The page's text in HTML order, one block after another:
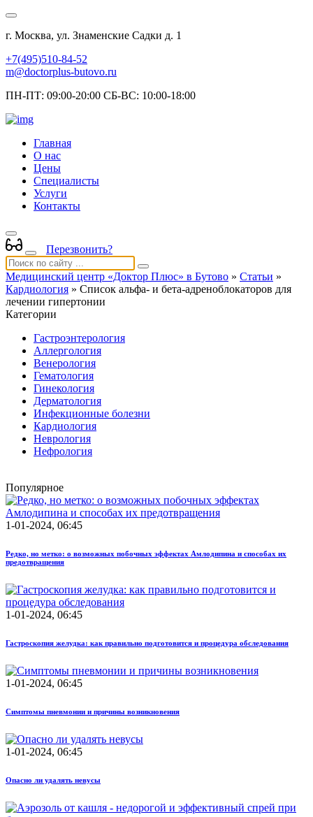
г. Москва, ул. Знаменские Садки д. 1
+7(495)510-84-52
m@doctorplus-butovo.ru
ПН-ПТ: 09:00-20:00 СБ-ВС: 10:00-18:00
Главная
О нас
Цены
Специалисты
Услуги
Контакты
Перезвонить?
Медицинский центр «Доктор Плюс» в Бутово » Статьи »
Кардиология » Список альфа- и бета-адреноблокаторов для
лечении гипертонии
Категории
Гастроэнтерология
Аллергология
Венерология
Гематология
Гинекология
Дерматология
Инфекционные болезни
Кардиология
Неврология
Нефрология
Популярное
1-01-2024, 06:45
Редко, но метко: о возможных побочных эффектах Амлодипина и способах их
предотвращения
1-01-2024, 06:45
Гастроскопия желудка: как правильно подготовится и процедура обследования
1-01-2024, 06:45
Симптомы пневмонии и причины возникновения
1-01-2024, 06:45
Опасно ли удалять невусы